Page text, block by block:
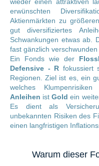
erwünschten
Aktienmärkten zu
gut diversifiziertes
Schwankungen etwas ab.
fast gänzlich
Ein Fonds wie der
Defensive - R fokussiert
Regionen. Ziel ist es, ein
welches
Anleihen istGold ein
Es dient als
unbekannten Risiken des
einen langfristigen
Warum dieser